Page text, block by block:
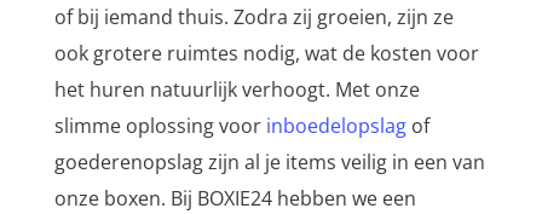
of bij iemand thuis. Zodra zij groeien, zijn ze
ook grotere ruimtes nodig, wat de kosten voor
het huren natuurlijk verhoogt. Met onze
slimme oplossing voor inboedelopslagof
goederenopslag zijn al je items veilig in een van
onze boxen. Bij BOXIE24 hebben we een